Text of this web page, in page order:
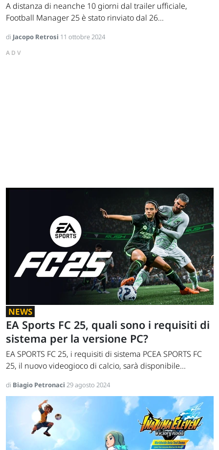
A distanza di neanche 10 giorni dal trailer ufficiale,
Football Manager 25 è stato rinviato dal 26...
di Jacopo Retrosi 11 ottobre 2024
ADV
NEWS
EA Sports FC 25, quali sono i requisiti di
sistema per la versione PC?
EA SPORTS FC 25, i requisiti di sistema PCEA SPORTS FC
25, il nuovo videogioco di calcio, sarà disponibile...
di Biagio Petronaci 29 agosto 2024